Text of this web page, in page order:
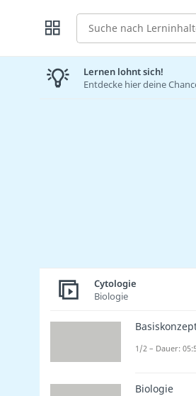
Suche
Lernen lohnt sich!
Entdecke hier deine
Cytologie
Biologie
1/2 – Dauer:
Biologie